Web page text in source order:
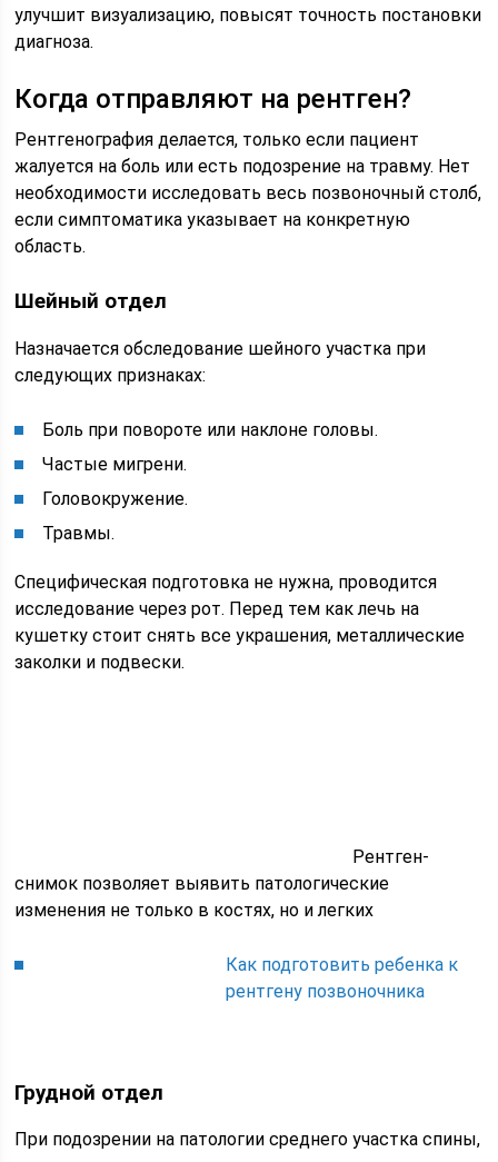
улучшит визуализацию, повысят точность постановки
диагноза.
Когда отправляют на рентген?
Рентгенография делается, только если пациент
жалуется на боль или есть подозрение на травму. Нет
необходимости исследовать весь позвоночный столб,
если симптоматика указывает на конкретную
область.
Шейный отдел
Назначается обследование шейного участка при
следующих признаках:
Боль при повороте или наклоне головы.
Частые мигрени.
Головокружение.
Травмы.
Специфическая подготовка не нужна, проводится
исследование через рот. Перед тем как лечь на
кушетку стоит снять все украшения, металлические
заколки и подвески.
Рентген-
снимок позволяет выявить патологические
изменения не только в костях, но и легких
Как подготовить ребенка к
рентгену позвоночника
Грудной отдел
При подозрении на патологии среднего участка спины,